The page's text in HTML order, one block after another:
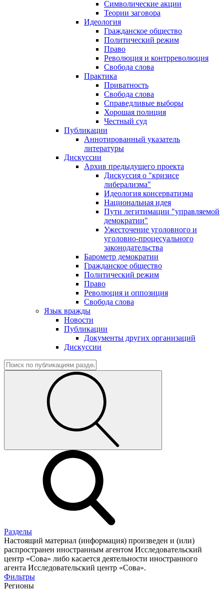
Символические акции
Теории заговора
Идеология
Гражданское общество
Политический режим
Право
Революция и контрреволюция
Свобода слова
Практика
Приватность
Свобода слова
Справедливые выборы
Хорошая полиция
Честный суд
Публикации
Аннотированный указатель
литературы
Дискуссии
Архив предыдущего проекта
Дискуссия о "кризисе
либерализма"
Идеология консерватизма
Национальная идея
Пути легитимации "управляемой
демократии"
Ужесточение уголовного и
уголовно-процесуального
законодательства
Барометр демократии
Гражданское общество
Политический режим
Право
Революция и оппозиция
Свобода слова
Язык вражды
Новости
Публикации
Документы других организаций
Дискуссии
Разделы
Настоящий материал (информация) произведен и (или)
распространен иностранным агентом Исследовательский
центр «Сова» либо касается деятельности иностранного
агента Исследовательский центр «Сова».
Фильтры
Регионы